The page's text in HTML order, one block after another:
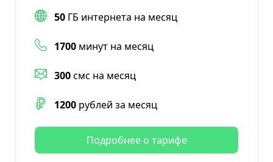
50 ГБ интернета на месяц
1700 минут на месяц
300смс на месяц
1200 рублей за месяц
Подробнее о тарифе